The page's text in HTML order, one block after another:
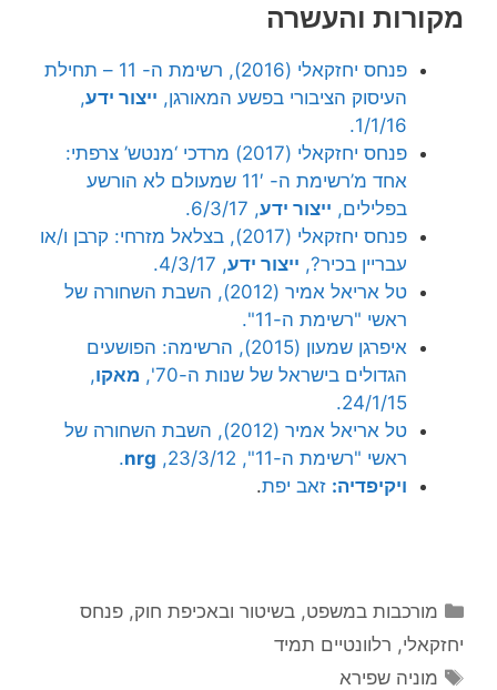
מקורות והעשרה
פנחס יחזקאלי (2016), רשימת ה- 11 – תחילת
העיסוק הציבורי בפשע המאורגן, ייצור ידע,
1/1/16.
פנחס יחזקאלי (2017) מרדכי ‘מנטש’ צרפתי:
אחד מ’רשימת ה- 11′ שמעולם לא הורשע
בפלילים, ייצור ידע, 6/3/17.
פנחס יחזקאלי (2017), בצלאל מזרחי: קרבן ו/או
עבריין בכיר?, ייצור ידע, 4/3/17.
טל אריאל אמיר (2012), השבת השחורה של
ראשי "רשימת ה-11".
איפרגן שמעון (2015), הרשימה: הפושעים
הגדולים בישראל של שנות ה-70',
מאקו,
24/1/15.
טל אריאל אמיר (2012), השבת השחורה של
ראשי "רשימת ה-11", 23/3/12,
nrg
.
ויקיפדיה: זאב יפת.
קטגוריות
מורכבות במשפט, בשיטור ובאכיפת חוק,פנחס
יחזקאלי, רלוונטיים תמיד
תגיות
מוניה שפירא